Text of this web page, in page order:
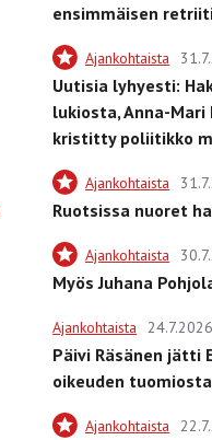
ensimmäisen
Ajankohtaista
Uutisia lyhyesti:
lukiosta, Anna-
kristitty poliitikko
Ajankohtaista
Ruotsissa nuoret
Ajankohtaista
Myös Juhana
Ajankohtaista 24.7.2026
Päivi Räsänen jätti
oikeuden tuomiosta
Ajankohtaista